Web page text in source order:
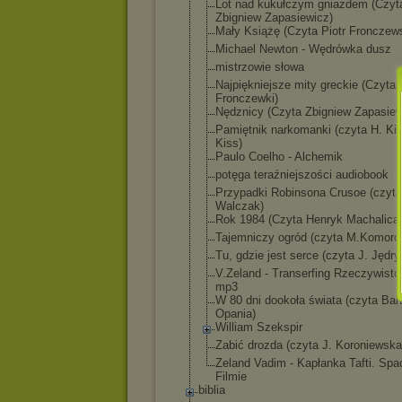
Lot nad kukułczym gniazdem
Zbigniew Zapasiewicz)
Mały Książę (Czyta Piotr
Michael Newton - Wędrówka dusz
mistrzowie słowa
Najpiękniejsze mity greckie (Czyta P.
Fronczewki)
Nędznicy (Czyta Zbigniew
Pamiętnik narkomanki (czyta H.
Kiss)
Paulo Coelho - Alchemik
potęga teraźniejszości audiobook
Przypadki Robinsona Crusoe (czyta
Walczak)
Rok 1984 (Czyta Henryk Machalica)
Tajemniczy ogród (czyta
Tu, gdzie jest serce (czyta J.
V.Zeland - Transerfing
mp3
W 80 dni dookoła świata (czyta
Opania)
William Szekspir
Zabić drozda (czyta J.
Zeland Vadim - Kapłanka Tafti.
Filmie
biblia